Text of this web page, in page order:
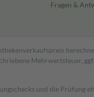
Fragen &
Mehrwertsteuer,
und die Prüfung